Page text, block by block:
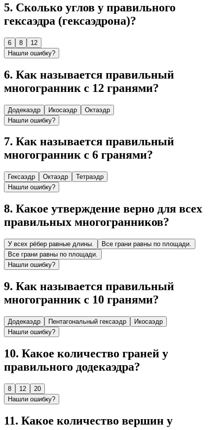
5. Сколько углов у правильного
гексаэдра (гексаэдрона)?
6 8
12
Нашли ошибку?
6. Как называется правильный
многогранник с 12 гранями?
Додекаэдр Икосаэдр
Октаэдр
Нашли ошибку?
7. Как называется правильный
многогранник с 6 гранями?
Гексаэдр Октаэдр
Тетраэдр
Нашли ошибку?
8. Какое утверждение верно для всех
правильных многогранников?
У всех рёбер равные длины.
Все грани равны по площади.
Все грани равны по площади.
Нашли ошибку?
9. Как называется правильный
многогранник с 10 гранями?
Додекаэдр Пентагональный гексаэдр
Икосаэдр
Нашли ошибку?
10. Какое количество граней у
правильного додекаэдра?
8 12
20
Нашли ошибку?
11. Какое количество вершин у